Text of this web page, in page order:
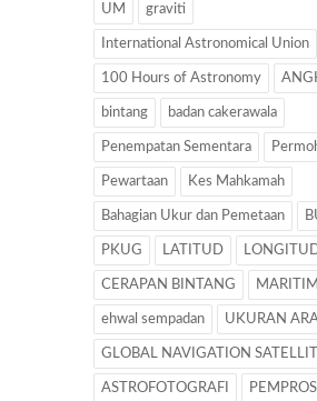
UM graviti
International Astronomical Union
100 Hours of Astronomy
bintang badan cakerawala
Penempatan Sementara
Pewartaan Kes Mahkamah
Bahagian Ukur dan Pemetaan
PKUG LATITUD
CERAPAN BINTANG
ehwal sempadan UKURAN
GLOBAL NAVIGATION
ASTROFOTOGRAFI